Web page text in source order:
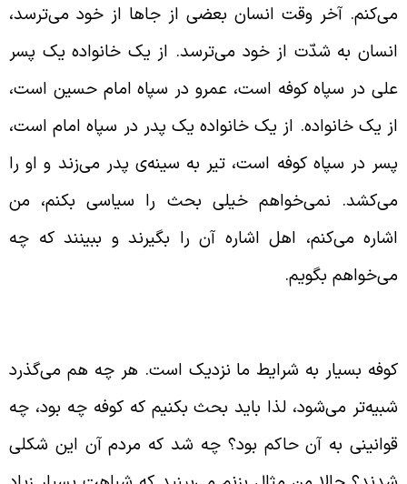
آخر وقت انسان بعضی از جاها از خود می‌ترسد،
به شدّت از خود می‌ترسد. از یک خانواده یک پسر
در سپاه کوفه است، عمرو در سپاه امام حسین است،
یک خانواده. از یک خانواده یک پدر در سپاه امام است،
در سپاه کوفه است، تیر به سینه‌ی پدر می‌زند و او را
نمی‌خواهم خیلی بحث را سیاسی بکنم، من
می‌کنم، اهل اشاره آن را بگیرند و ببینند که چه
بگویم.
بسیار به شرایط ما نزدیک است. هر چه هم می‌گذرد
می‌شود، لذا باید بحث بکنیم که کوفه چه بود، چه
به آن حاکم بود؟ چه شد که مردم آن این شکلی